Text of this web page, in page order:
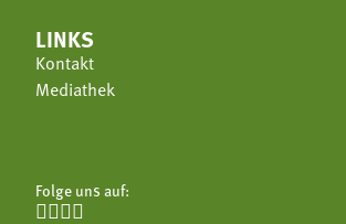
LINKS
Kontakt
Mediathek
Folge uns auf:
